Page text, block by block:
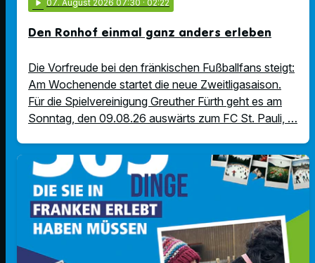
play_arrow 07. August 2026 07:30 · 02:22
Den Ronhof einmal ganz anders erleben
Die Vorfreude bei den fränkischen Fußballfans steigt:
Am Wochenende startet die neue Zweitligasaison.
Für die Spielvereinigung Greuther Fürth geht es am
Sonntag, den 09.08.26 auswärts zum FC St. Pauli, …